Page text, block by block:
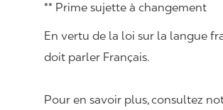
** Prime sujette à changement
En vertu de la loi sur la langue
doit parler Français.
Pour en savoir plus, consultez